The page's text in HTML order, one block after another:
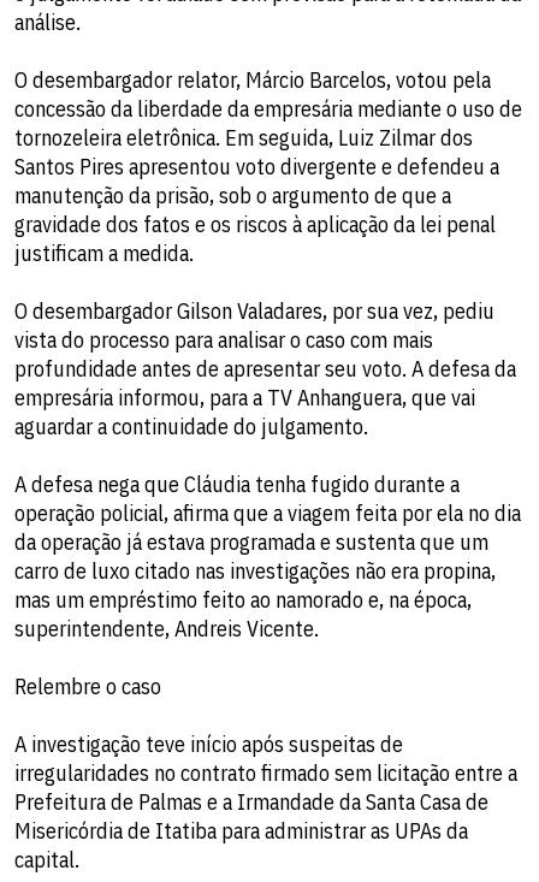
análise.
O desembargador relator, Márcio Barcelos, votou pela
concessão da liberdade da empresária mediante o uso de
tornozeleira eletrônica. Em seguida, Luiz Zilmar dos
Santos Pires apresentou voto divergente e defendeu a
manutenção da prisão, sob o argumento de que a
gravidade dos fatos e os riscos à aplicação da lei penal
justificam a medida.
O desembargador Gilson Valadares, por sua vez, pediu
vista do processo para analisar o caso com mais
profundidade antes de apresentar seu voto. A defesa da
empresária informou, para a TV Anhanguera, que vai
aguardar a continuidade do julgamento.
A defesa nega que Cláudia tenha fugido durante a
operação policial, afirma que a viagem feita por ela no dia
da operação já estava programada e sustenta que um
carro de luxo citado nas investigações não era propina,
mas um empréstimo feito ao namorado e, na época,
superintendente, Andreis Vicente.
Relembre o caso
A investigação teve início após suspeitas de
irregularidades no contrato firmado sem licitação entre a
Prefeitura de Palmas e a Irmandade da Santa Casa de
Misericórdia de Itatiba para administrar as UPAs da
capital.